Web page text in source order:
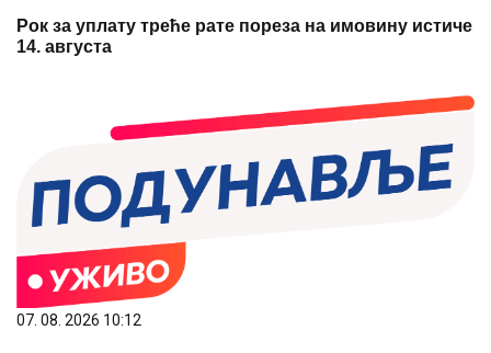
Рок за уплату треће рате пореза на имовину истиче
14. августа
07. 08. 2026 10:12